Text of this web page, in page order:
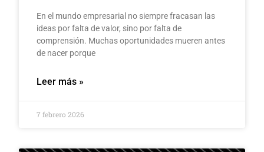
En el mundo empresarial no siempre fracasan las
ideas por falta de valor, sino por falta de
comprensión. Muchas oportunidades mueren antes
de nacer porque
Leer más »
7 febrero 2026